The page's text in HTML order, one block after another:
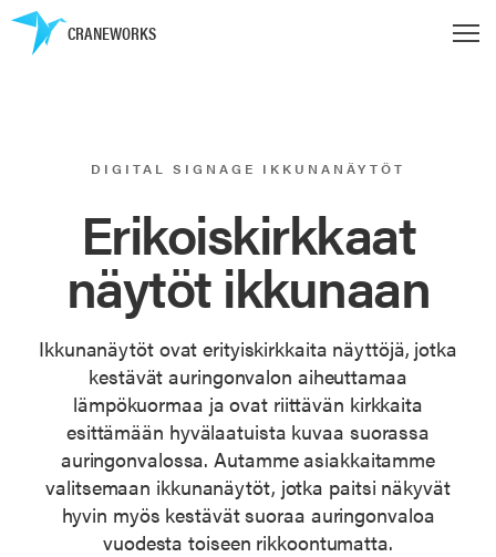
CRANEWORKS
DIGITAL SIGNAGE IKKUNANÄYTÖT
Erikoiskirkkaat
näytöt ikkunaan
Ikkunanäytöt ovat erityiskirkkaita näyttöjä, jotka
kestävät auringonvalon aiheuttamaa
lämpökuormaa ja ovat riittävän kirkkaita
esittämään hyvälaatuista kuvaa suorassa
auringonvalossa. Autamme asiakkaitamme
valitsemaan ikkunanäytöt, jotka paitsi näkyvät
hyvin myös kestävät suoraa auringonvaloa
vuodesta toiseen rikkoontumatta.